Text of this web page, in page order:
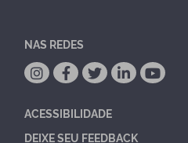
NAS REDES
ACESSIBILIDADE
DEIXE SEU FEEDBACK